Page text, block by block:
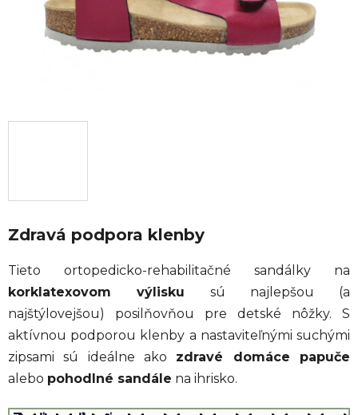
Zdravá podpora klenby
Tieto ortopedicko-rehabilitačné sandálky na
korklatexovom výlisku sú najlepšou (a
najštýlovejšou) posilňovňou pre detské nôžky. S
aktívnou podporou klenby a nastaviteľnými suchými
zipsami sú ideálne ako zdravé domáce papuče
alebo pohodlné sandále na ihrisko.